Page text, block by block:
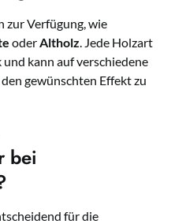
zur Verfügung, wie
oderAltholz. Jede Holzart
kann auf verschiedene
gewünschten Effekt zu
bei
für die